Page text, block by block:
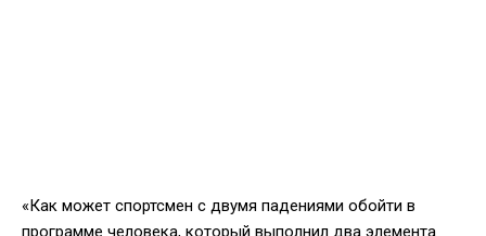
«Как может спортсмен с двумя падениями обойти в
программе человека, который выполнил два элемента